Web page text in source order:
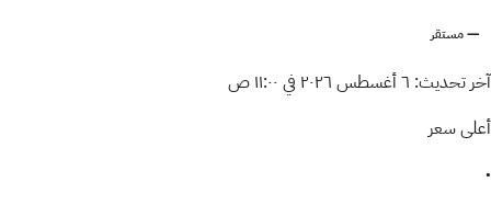
— مستقر
آخر تحديث: ٦ أغسطس ٢٠٢٦ في ١١:٠٠ ص
أعلى سعر
٠